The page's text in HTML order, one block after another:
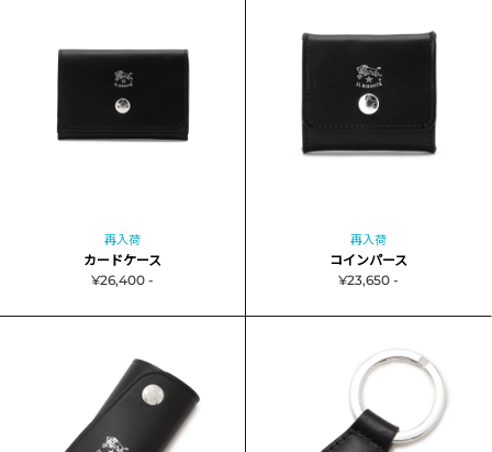
再入荷
カードケース
¥26,400 -
再入荷
コインパース
¥23,650 -